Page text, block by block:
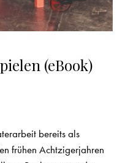
(eBook)
bereits als
frühen Achtzigerjahren